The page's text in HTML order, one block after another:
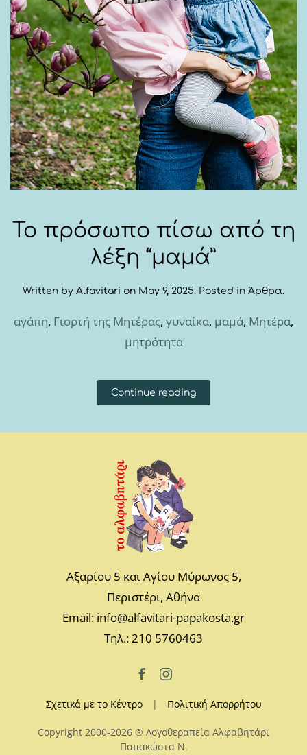
Το πρόσωπο πίσω από τη
λέξη “μαμά”
Written by Alfavitari on May 9, 2025. Posted in Άρθρα.
αγάπη, Γιορτή της Μητέρας, γυναίκα, μαμά, Μητέρα,
μητρότητα
Continue reading
Αξαρίου 5 και Αγίου Μύρωνος 5,
Περιστέρι, Αθήνα
Email: info@alfavitari-papakosta.gr
Τηλ.: 210 5760463
Σχετικά με το Κέντρο| Πολιτική Απορρήτου
Copyright 2000-2026 ® Λογοθεραπεία Αλφαβητάρι
Παπακώστα N.